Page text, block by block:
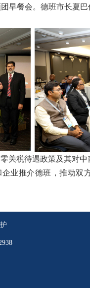
餐会。德班市长夏巴
税待遇政策及其对中
业推介德班，推动